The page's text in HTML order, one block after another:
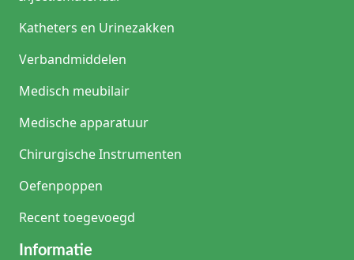
Katheters en Urinezakken
Verbandmiddelen
Medisch meubilair
Medische apparatuur
Chirurgische Instrumenten
Oefenpoppen
Recent toegevoegd
Informatie